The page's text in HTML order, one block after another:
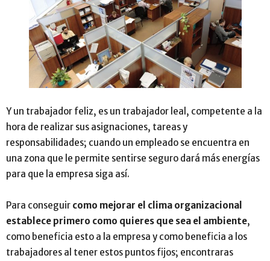
Y un trabajador feliz, es un trabajador leal, competente a la
hora de realizar sus asignaciones, tareas y
responsabilidades; cuando un empleado se encuentra en
una zona que le permite sentirse seguro dará más energías
para que la empresa siga así.
Para conseguir como mejorar el clima organizacional
establece primero como quieres que sea el ambiente,
como beneficia esto a la empresa y como beneficia a los
trabajadores al tener estos puntos fijos; encontraras